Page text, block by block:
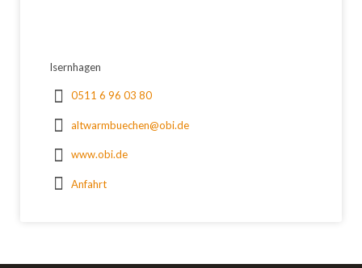
Isernhagen
0511 6 96 03 80
altwarmbuechen@obi.de
www.obi.de
Anfahrt